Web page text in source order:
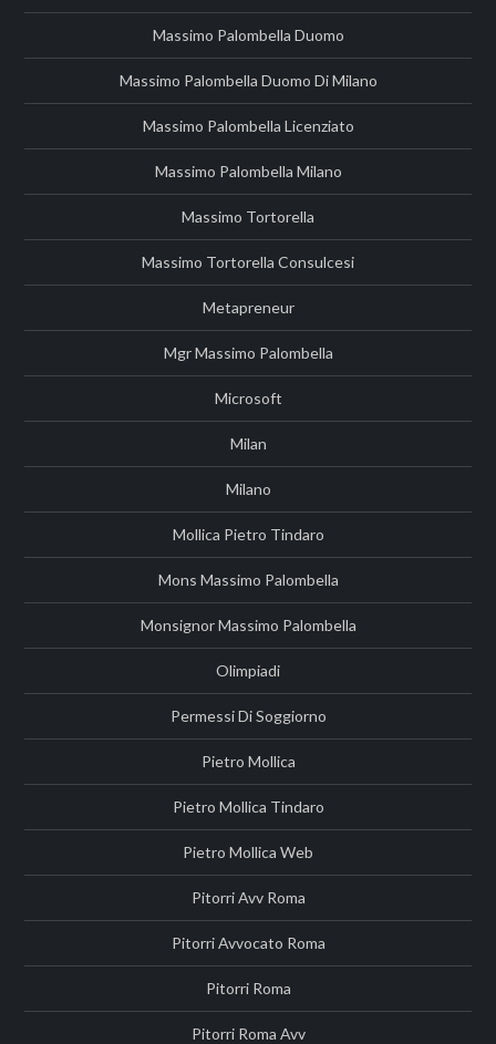
Massimo Palombella Duomo
Massimo Palombella Duomo Di Milano
Massimo Palombella Licenziato
Massimo Palombella Milano
Massimo Tortorella
Massimo Tortorella Consulcesi
Metapreneur
Mgr Massimo Palombella
Microsoft
Milan
Milano
Mollica Pietro Tindaro
Mons Massimo Palombella
Monsignor Massimo Palombella
Olimpiadi
Permessi Di Soggiorno
Pietro Mollica
Pietro Mollica Tindaro
Pietro Mollica Web
Pitorri Avv Roma
Pitorri Avvocato Roma
Pitorri Roma
Pitorri Roma Avv